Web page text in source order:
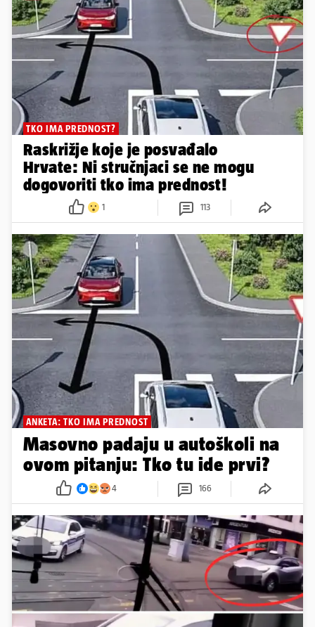
TKO IMA PREDNOST?
Raskrižje koje je posvađalo
Hrvate: Ni stručnjaci se ne mogu
dogovoriti tko ima prednost!
1 113
ANKETA: TKO IMA PREDNOST
Masovno padaju u autoškoli na
ovom pitanju: Tko tu ide prvi?
4 166